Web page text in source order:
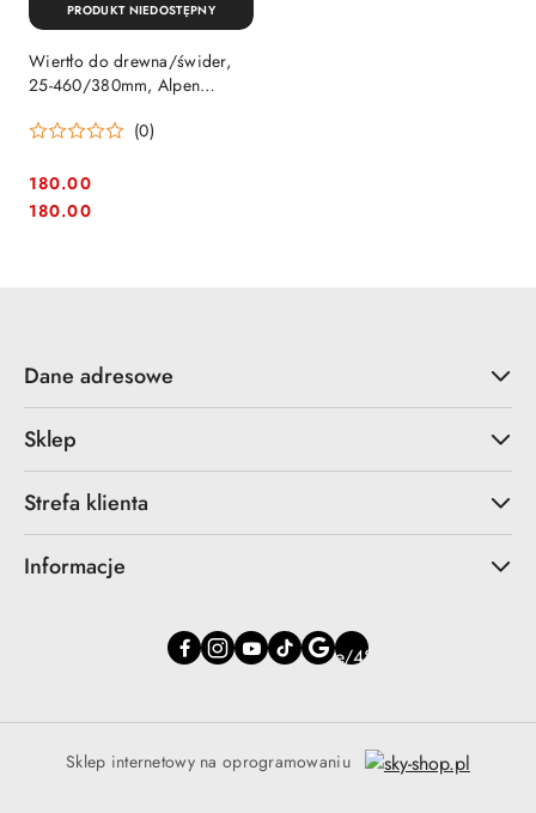
Wiertło do drewna/świder,
25-460/380mm, Alpen
(0)
Cena:
180.00
Cena:
180.00
PRODUKT NIEDOSTĘPNY
Dane adresowe
Sklep
Strefa klienta
Informacje
Sklep internetowy na oprogramowaniu